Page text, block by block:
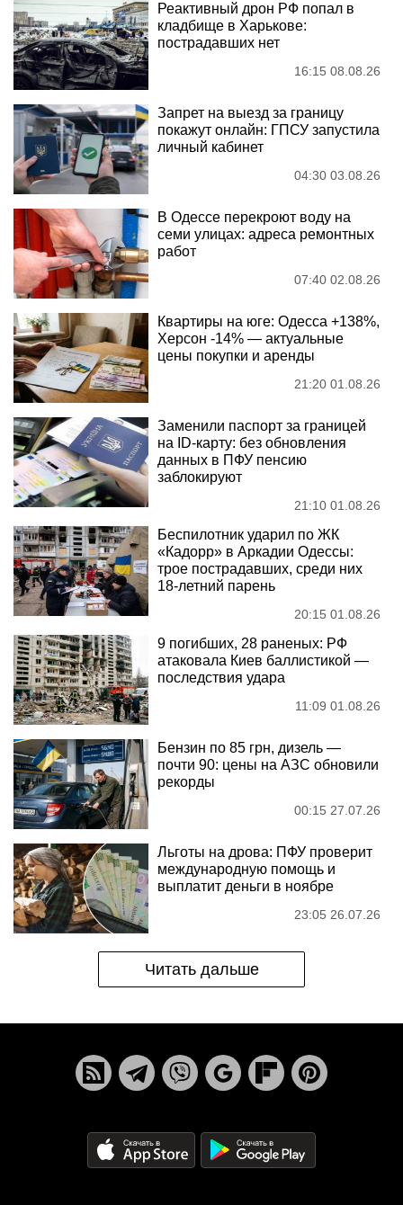
Реактивный дрон РФ попал в
кладбище в Харькове:
пострадавших нет
16:15 08.08.26
Запрет на выезд за границу
покажут онлайн: ГПСУ запустила
личный кабинет
04:30 03.08.26
В Одессе перекроют воду на
семи улицах: адреса ремонтных
работ
07:40 02.08.26
Квартиры на юге: Одесса +138%,
Херсон -14% — актуальные
цены покупки и аренды
21:20 01.08.26
Заменили паспорт за границей
на ID-карту: без обновления
данных в ПФУ пенсию
заблокируют
21:10 01.08.26
Беспилотник ударил по ЖК
«Кадорр» в Аркадии Одессы:
трое пострадавших, среди них
18-летний парень
20:15 01.08.26
9 погибших, 28 раненых: РФ
атаковала Киев баллистикой —
последствия удара
11:09 01.08.26
Бензин по 85 грн, дизель —
почти 90: цены на АЗС обновили
рекорды
00:15 27.07.26
Льготы на дрова: ПФУ проверит
международную помощь и
выплатит деньги в ноябре
23:05 26.07.26
Читать дальше